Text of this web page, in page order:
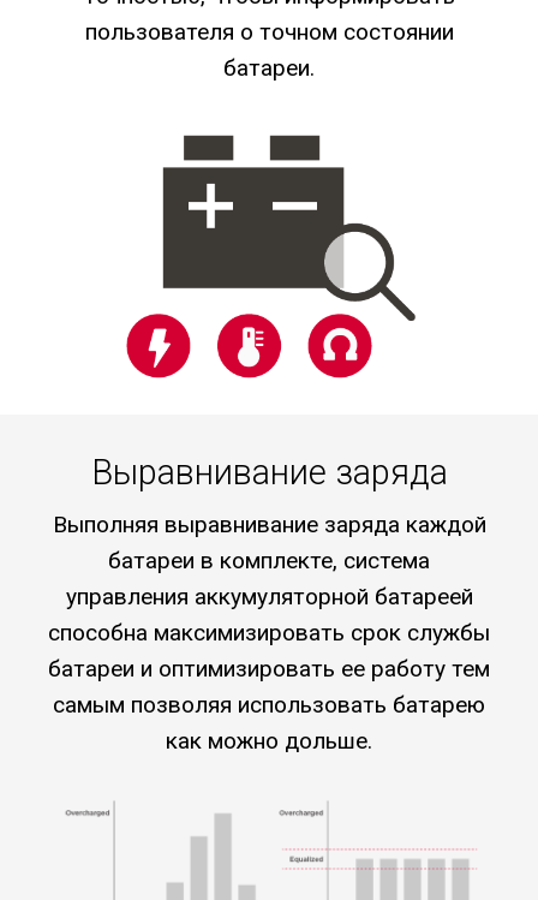
пользователя о точном состоянии
батареи.
Выравнивание заряда
Выполняя выравнивание заряда каждой
батареи в комплекте, система
управления аккумуляторной батареей
способна максимизировать срок службы
батареи и оптимизировать ее работу тем
самым позволяя использовать батарею
как можно дольше.